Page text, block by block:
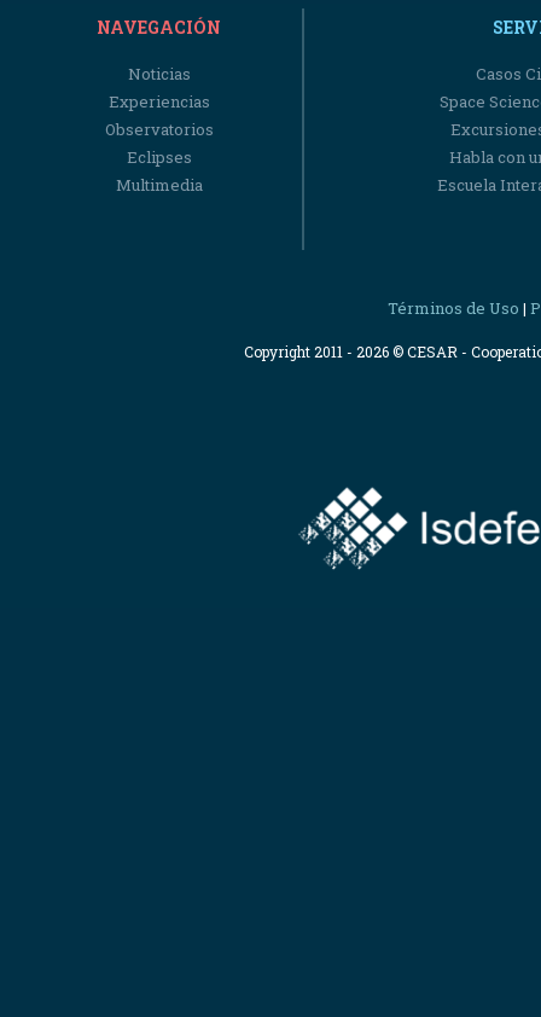
NAVEGACIÓN
Noticias
Experiencias
Observatorios
Eclipses
Multimedia
Casos
Space
Habla con
Escuela
Términos de Uso |
Copyright 2011 - 2026 © CESAR -